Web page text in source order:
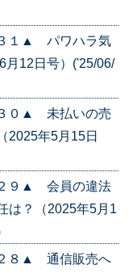
３１▲ パワハラ気
月12日号）('25/06/
３０▲ 未払いの売
2025年5月15日
２９▲ 会員の違法
は？（2025年5月1
２８▲ 通信販売へ